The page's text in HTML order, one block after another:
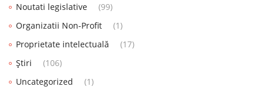
Noutati legislative
(99)
Organizatii Non-Profit
(1)
Proprietate intelectuală
(17)
Știri
(106)
Uncategorized
(1)